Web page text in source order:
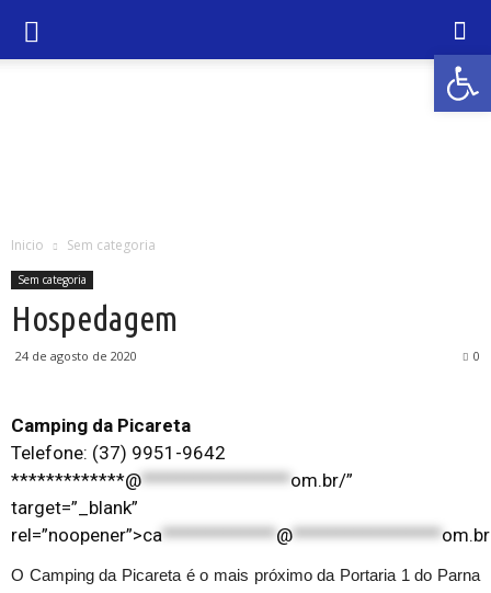
Abrir
Inicio Sem categoria
Sem categoria
Hospedagem
24 de agosto de 2020 0
Camping da Picareta
Telefone: (37) 9951-9642
*************@*****************om.br/”
target=”_blank”
rel=”noopener”>ca*************@*****************om.br
O Camping da Picareta é o mais próximo da Portaria 1 do Parna